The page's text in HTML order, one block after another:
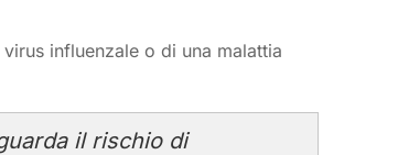
influenzale o di una malattia
il rischio di